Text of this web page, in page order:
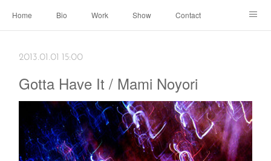
Home Bio Work Show Contact
2013.01.01 15:00
Gotta Have It / Mami Noyori